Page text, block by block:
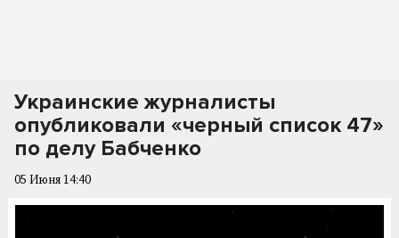
Украинские журналисты
опубликовали «черный список 47»
по делу Бабченко
05 Июня 14:40